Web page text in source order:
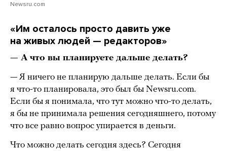
Newsru.com
«Им осталось просто давить уже
на живых людей — редакторов»
— А что вы планируете дальше делать?
— Я ничего не планирую дальше делать. Если бы
я что-то планировала, это был бы Newsru.com.
Если бы я понимала, что тут можно что-то делать,
я бы не принимала решения сегодняшнего, потому
что все равно вопрос упирается в деньги.
Что можно делать сегодня здесь? Сегодня